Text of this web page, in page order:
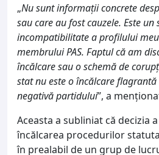
„Nu sunt informații concrete
sau care au fost cauzele. Este
incompatibilitate a profilului
membrului PAS. Faptul că am
încălcare sau o schemă de
stat nu este o încălcare
negativă partidului”, a
Aceasta a subliniat că decizia
încălcarea procedurilor
în prealabil de un grup de